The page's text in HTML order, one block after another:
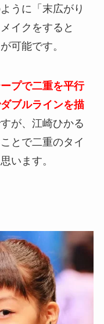
うに「末広がり
イクをすると
可能です。
プで二重を平行
ブルラインを描
が、江崎ひかる
とで二重のタイ
います。